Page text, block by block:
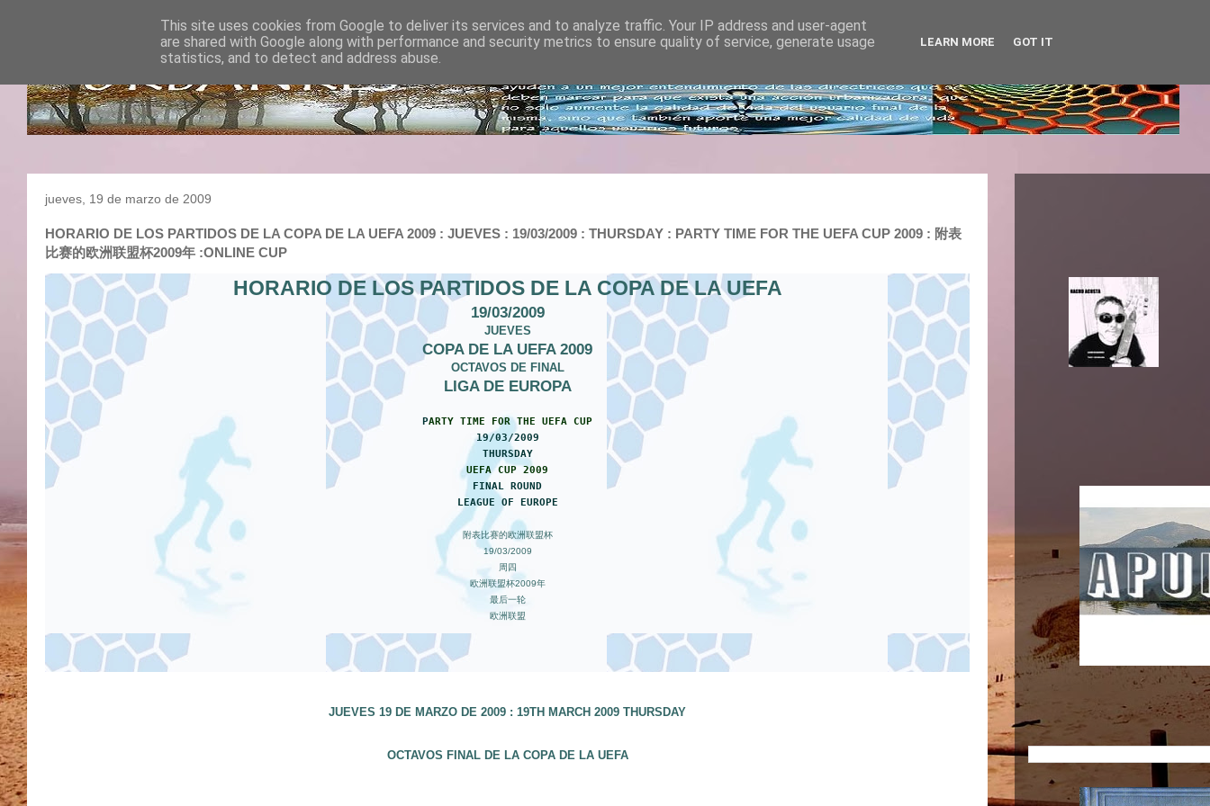
jueves, 19 de marzo de 2009
HORARIO DE LOS PARTIDOS DE LA COPA DE LA UEFA 2009 : JUEVES : 19/03/2009 : THURSDAY : PARTY TIME FOR THE UEFA CUP 2009 : 附表
比赛的欧洲联盟杯2009年 :ONLINE CUP
HORARIO DE LOS PARTIDOS DE LA COPA DE LA UEFA
19/03/2009
JUEVES
COPA DE LA UEFA 2009
OCTAVOS DE FINAL
LIGA DE EUROPA
PARTY TIME FOR THE UEFA CUP
19/03/2009
THURSDAY
UEFA CUP 2009
FINAL ROUND
LEAGUE OF EUROPE
附表比赛的欧洲联盟杯
19/03/2009
周四
欧洲联盟杯2009年
最后一轮
欧洲联盟
JUEVES 19 DE MARZO DE 2009 : 19TH MARCH 2009 THURSDAY
OCTAVOS FINAL DE LA COPA DE LA UEFA
This site uses cookies from Google to deliver its services and to analyze traffic. Your IP address and user-agent
are shared with Google along with performance and security metrics to ensure quality of service, generate usage
statistics, and to detect and address abuse.
LEARN MORE GOT IT